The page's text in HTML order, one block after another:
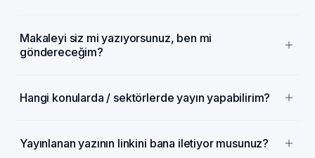
Makaleyi siz mi yazıyorsunuz, ben mi
göndereceğim?
Hangi konularda / sektörlerde yayın yapabilirim?
Yayınlanan yazının linkini bana iletiyor musunuz?